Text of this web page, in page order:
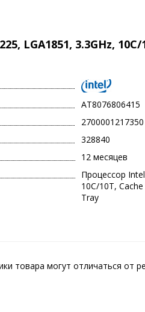
LGA1851, 3.3GHz,
AT8076806415
2700001217350
328840
12 месяцев
Процессор
10C/10T,
Tray
товара могут отличаться от